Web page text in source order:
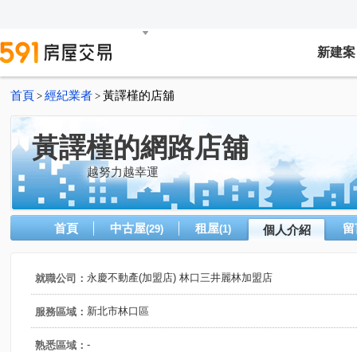
新建案
首頁 > 經紀業者 > 黃譯槿的店舖
黃譯槿的網路店舖
越努力越幸運
首頁 中古屋(29) 租屋(1) 個人介紹
就職公司： 永慶不動產(加盟店) 林口三井麗林加盟店
服務區域： 新北市林口區
熟悉區域： -